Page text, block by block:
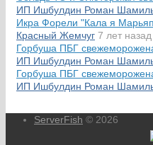
ИП Ишбулдин Роман
Икра Форели "Кала я
Красный Жемчуг 7 лет назад
Горбуша ПБГ
ИП Ишбулдин Роман
Горбуша ПБГ
ИП Ишбулдин Роман
ServerFish © 2026